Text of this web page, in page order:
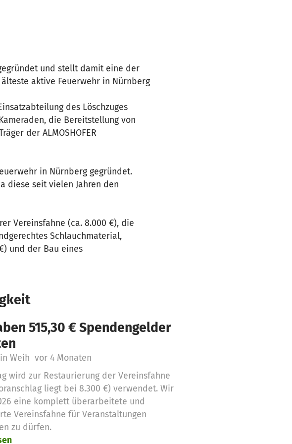
und stellt damit eine der
aktive Feuerwehr in Nürnberg
des Löschzuges
die Bereitstellung von
der ALMOSHOFER
in Nürnberg gegründet.
diese seit vielen Jahren den
Vereinsfahne (ca. 8.000 €), die
Schlauchmaterial,
und der Bau eines
515,30 € Spendengelder
Weih vor 4 Monaten
wird zur Restaurierung der Vereinsfahne
liegt bei 8.300 €) verwendet. Wir
eine komplett überarbeitete und
Vereinsfahne für Veranstaltungen
zu dürfen.